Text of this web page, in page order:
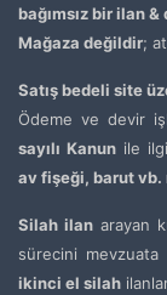
bağımsız bir ilan
Mağaza değildir;
Satış bedeli site
Ödeme ve devir
sayılı Kanunile
av fişeği, barut vb.
Silah ilanarayan
sürecini mevzuata
ikinci el silah